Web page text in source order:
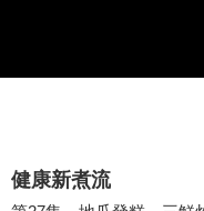
健康新煮流